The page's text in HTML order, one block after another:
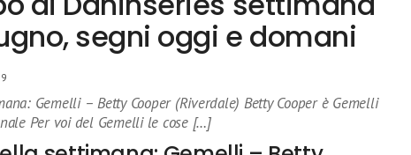
segni oggi e domani
Gemelli – Betty Cooper (Riverdale) Betty Cooper è Gemelli
Per voi del Gemelli le cose […]